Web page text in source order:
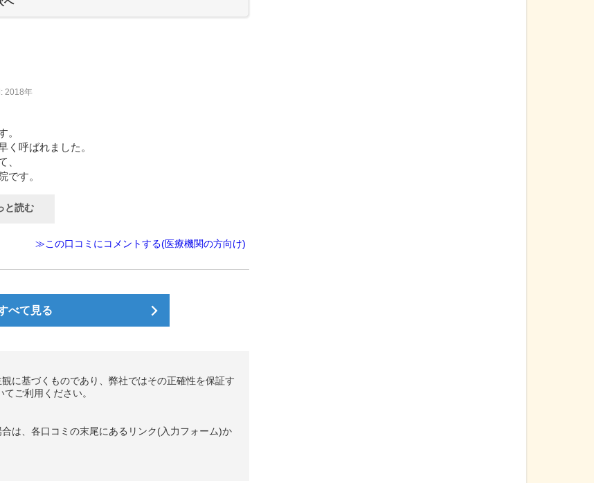
2018年
。
く呼ばれました。
、
です。
と読む
≫この口コミにコメントする(医療機関の方向け)
べて見る
に基づくものであり、弊社ではその正確性を保証す
ご利用ください。
は、各口コミの末尾にあるリンク(入力フォーム)か